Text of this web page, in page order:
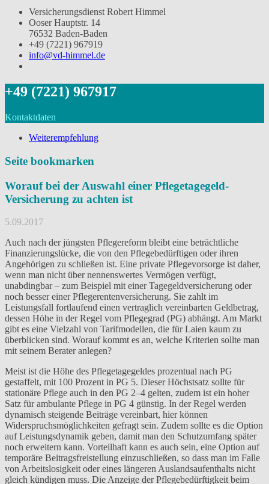
Versicherungsdienst Robert Himmel
Ooser Hauptstr. 14
76532 Baden-Baden
+49 (7221) 967919
info@vd-himmel.de
+49 (7221) 967917
Kontaktdaten
Weiterempfehlung
Seite bookmarken
Worauf bei der Auswahl einer Pflegetagegeld-
Versicherung zu achten ist
5.09.2017
Auch nach der jüngsten Pflegereform bleibt eine beträchtliche
Finanzierungslücke, die von den Pflegebedürftigen oder ihren
Angehörigen zu schließen ist. Eine private Pflegevorsorge ist daher,
wenn man nicht über nennenswertes Vermögen verfügt,
unabdingbar – zum Beispiel mit einer Tagegeldversicherung oder
noch besser einer Pflegerentenversicherung. Sie zahlt im
Leistungsfall fortlaufend einen vertraglich vereinbarten Geldbetrag,
dessen Höhe in der Regel vom Pflegegrad (PG) abhängt. Am Markt
gibt es eine Vielzahl von Tarifmodellen, die für Laien kaum zu
überblicken sind. Worauf kommt es an, welche Kriterien sollte man
mit seinem Berater anlegen?
Meist ist die Höhe des Pflegetagegeldes prozentual nach PG
gestaffelt, mit 100 Prozent in PG 5. Dieser Höchstsatz sollte für
stationäre Pflege auch in den PG 2–4 gelten, zudem ist ein hoher
Satz für ambulante Pflege in PG 4 günstig. In der Regel werden
dynamisch steigende Beiträge vereinbart, hier können
Widerspruchsmöglichkeiten gefragt sein. Zudem sollte es die Option
auf Leistungsdynamik geben, damit man den Schutzumfang später
noch erweitern kann. Vorteilhaft kann es auch sein, eine Option auf
temporäre Beitragsfreistellung einzuschließen, so dass man im Falle
von Arbeitslosigkeit oder eines längeren Auslandsaufenthalts nicht
gleich kündigen muss. Die Anzeige der Pflegebedürftigkeit beim